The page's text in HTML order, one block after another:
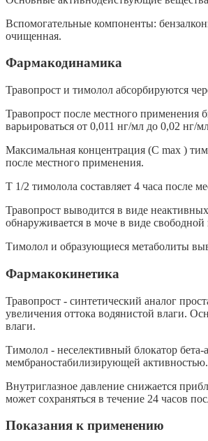
Вспомогательные компоненты:
очищенная.
Фармакодинамика
Травопрост и тимолол абсорбируются
Травопрост после местного применения
варьироваться от 0,011 нг/мл до 0,02 нг/
Максимальная концентрация (С mах )
после местного применения.
Т 1/2 тимолола составляет 4 часа после
Травопрост выводится в виде
обнаруживается в моче в виде свободной
Тимолол и образующиеся метаболиты
Фармакокинетика
Травопрост - синтетический аналог
увеличения оттока водянистой влаги.
влаги.
Тимолол - неселективный блокатор бета-
мембраностабилизирующей
Внутриглазное давление снижается
может сохраняться в течение 24 часов
Показания к применению